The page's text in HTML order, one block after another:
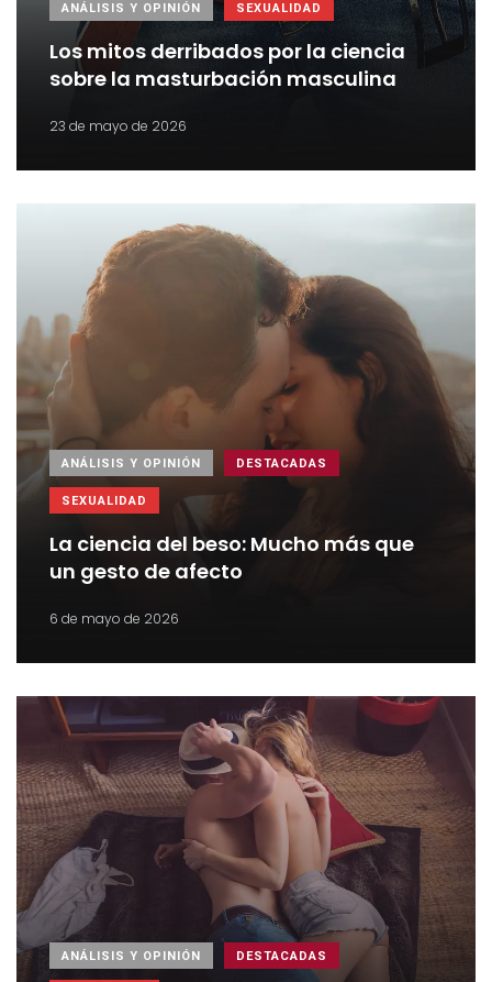
ANÁLISIS Y OPINIÓN SEXUALIDAD
Los mitos derribados por la ciencia
sobre la masturbación masculina
23 de mayo de 2026
ANÁLISIS Y OPINIÓN DESTACADAS
SEXUALIDAD
La ciencia del beso: Mucho más que
un gesto de afecto
6 de mayo de 2026
ANÁLISIS Y OPINIÓN DESTACADAS